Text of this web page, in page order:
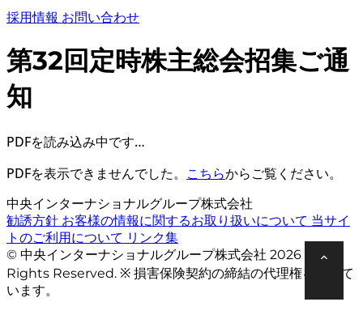
採用情報 お問い合わせ
第32回定時株主総会招集ご通
知
PDFを読み込み中です…
PDFを表示できませんでした。 こちらからご覧ください。
中央インターナショナルグループ株式会社
勧誘方針 お客様の情報に関するお取り扱いについて 当サイ
トのご利用について リンク集
© 中央インターナショナルグループ株式会社 2026 All
Rights Reserved. ※ 損害保険契約の締結の代理権を有して
います。